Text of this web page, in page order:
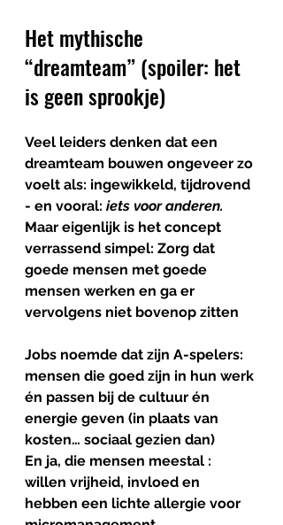
Het mythische
“dreamteam” (spoiler: het
is geen sprookje)
Veel leiders denken dat een
dreamteam bouwen ongeveer zo
voelt als: ingewikkeld, tijdrovend
- en vooral: iets voor anderen.
Maar eigenlijk is het concept
verrassend simpel: Zorg dat
goede mensen met goede
mensen werken en ga er
vervolgens niet bovenop zitten
Jobs noemde dat zijn A-spelers:
mensen die goed zijn in hun werk
én passen bij de cultuur én
energie geven (in plaats van
kosten… sociaal gezien dan)
En ja, die mensen meestal :
willen vrijheid, invloed en
hebben een lichte allergie voor